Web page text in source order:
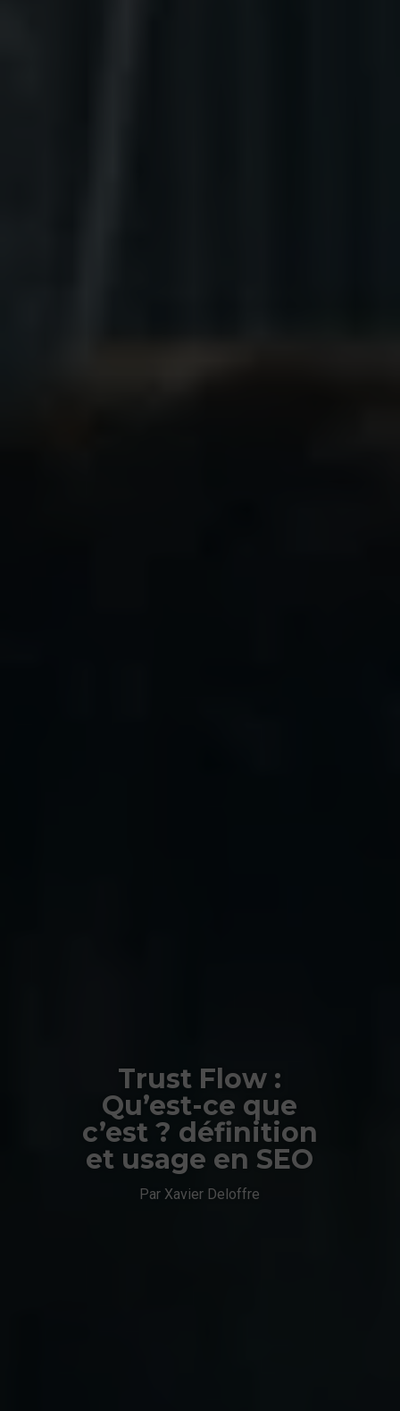
Trust Flow :
Qu’est-ce que
c’est ? définition
et usage en SEO
Par Xavier Deloffre